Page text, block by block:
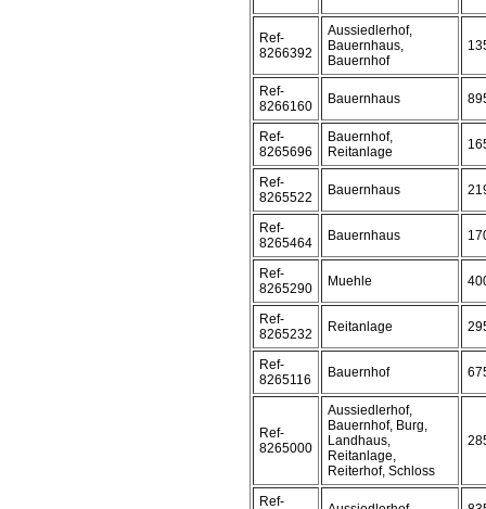
Ref-
8266392
Aussiedlerhof,
Bauernhaus,
Bauernhof
Ref-
8266160
Bauernhaus
Ref-
8265696
Bauernhof,
Reitanlage
Ref-
8265522
Bauernhaus
Ref-
8265464
Bauernhaus
Ref-
8265290
Muehle
Ref-
8265232
Reitanlage
Ref-
8265116
Bauernhof
Ref-
8265000
Aussiedlerhof,
Bauernhof, Burg,
Landhaus,
Reitanlage,
Reiterhof, Schloss
Ref-